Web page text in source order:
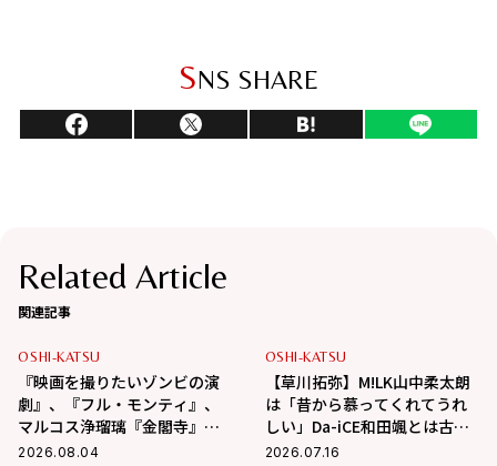
SNS SHARE
Related Article
関連記事
OSHI-KATSU
『映画を撮りたいゾンビの演
劇』、『フル・モンティ』、
マルコス浄瑠璃『金閣寺』
【伊達なつめさんの一押しス
2026.08.04
OSHI-KATSU
【草川拓弥】M!LK山中柔太朗
は「昔から慕ってくれてうれ
しい」Da-iCE和田颯とは古着
屋へ！華麗な交友関係に迫る
2026.07.16